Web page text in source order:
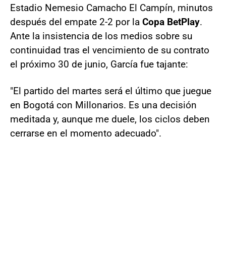
Estadio Nemesio Camacho El Campín, minutos
después del empate 2-2 por la Copa BetPlay.
Ante la insistencia de los medios sobre su
continuidad tras el vencimiento de su contrato
el próximo 30 de junio, García fue tajante:
"El partido del martes será el último que juegue
en Bogotá con Millonarios. Es una decisión
meditada y, aunque me duele, los ciclos deben
cerrarse en el momento adecuado".